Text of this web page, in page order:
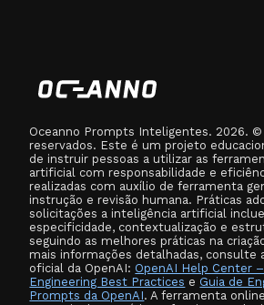
Oceanno Prompts Inteligentes. 2026.
reservados. Este é um projeto
de instruir pessoas a utilizar as
artificial com responsabilidade e
realizadas com auxílio de ferramenta
instrução e revisão humana. Práticas
solicitações a inteligência artificial
especificidade, contextualização e
seguindo as melhores práticas na
mais informações detalhadas, consulte
oficial da OpenAI: OpenAI Help Center
Engineering Best Practices e Guia de
Prompts da OpenAI. A ferramenta